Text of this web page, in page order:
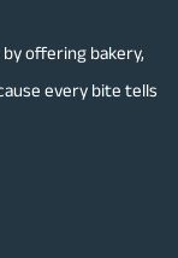
offering bakery,
every bite tells